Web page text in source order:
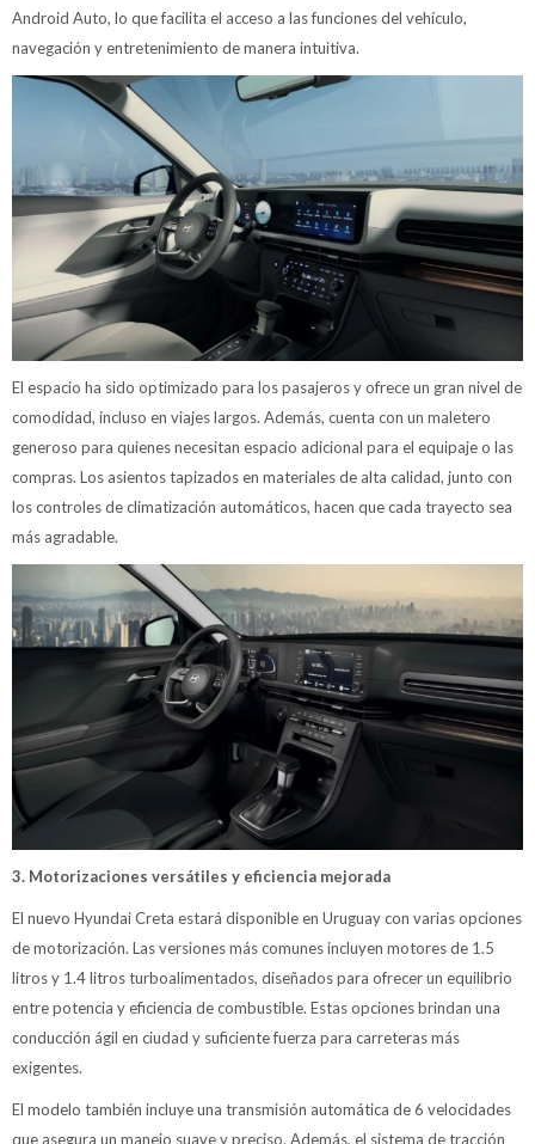
Android Auto, lo que facilita el acceso a las funciones del vehículo,
navegación y entretenimiento de manera intuitiva.
El espacio ha sido optimizado para los pasajeros y ofrece un gran nivel de
comodidad, incluso en viajes largos. Además, cuenta con un maletero
generoso para quienes necesitan espacio adicional para el equipaje o las
compras. Los asientos tapizados en materiales de alta calidad, junto con
los controles de climatización automáticos, hacen que cada trayecto sea
más agradable.
3. Motorizaciones versátiles y eficiencia mejorada
El nuevo Hyundai Creta estará disponible en Uruguay con varias opciones
de motorización. Las versiones más comunes incluyen motores de 1.5
litros y 1.4 litros turboalimentados, diseñados para ofrecer un equilibrio
entre potencia y eficiencia de combustible. Estas opciones brindan una
conducción ágil en ciudad y suficiente fuerza para carreteras más
exigentes.
El modelo también incluye una transmisión automática de 6 velocidades
que asegura un manejo suave y preciso. Además, el sistema de tracción